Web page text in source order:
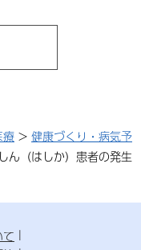
療 > 健康づくり・病気予
ん（はしか）患者の発生